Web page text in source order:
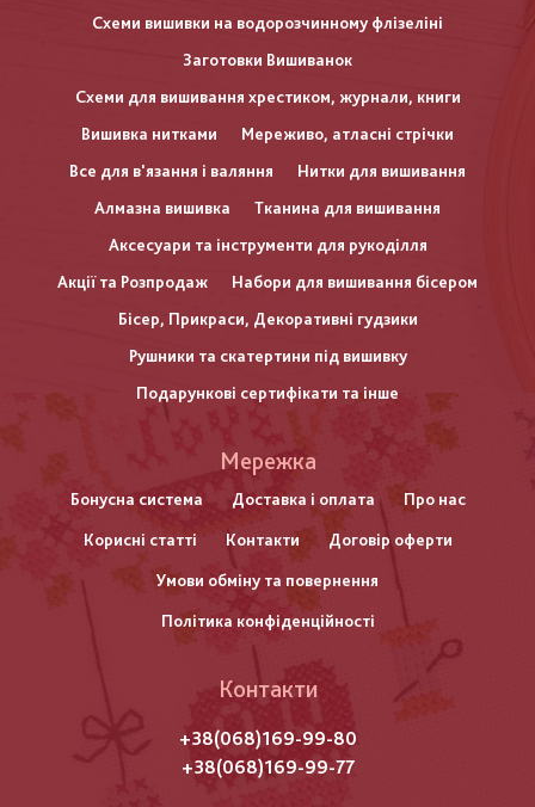
Схеми вишивки на водорозчинному флізеліні
Заготовки Вишиванок
Схеми для вишивання хрестиком, журнали, книги
Вишивка нитками
Мереживо, атласні стрічки
Все для в'язання і валяння
Нитки для вишивання
Алмазна вишивка
Тканина для вишивання
Аксесуари та інструменти для рукоділля
Акції та Розпродаж
Набори для вишивання бісером
Бісер, Прикраси, Декоративні гудзики
Рушники та скатертини під вишивку
Подарункові сертифікати та інше
нижнього
колонтитулу
Мережка
Бонусна система Доставка і оплата Про нас
Корисні статті Контакти Договір оферти
Умови обміну та повернення
Політика конфіденційності
Контакти
+38(068)169-99-80
+38(068)169-99-77